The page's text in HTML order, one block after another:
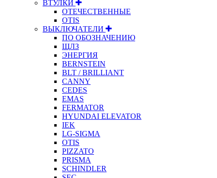
ВТУЛКИ
ОТЕЧЕСТВЕННЫЕ
OTIS
ВЫКЛЮЧАТЕЛИ
ПО ОБОЗНАЧЕНИЮ
ЩЛЗ
ЭНЕРГИЯ
BERNSTEIN
BLT / BRILLIANT
CANNY
CEDES
EMAS
FERMATOR
HYUNDAI ELEVATOR
IEK
LG-SIGMA
OTIS
PIZZATO
PRISMA
SCHINDLER